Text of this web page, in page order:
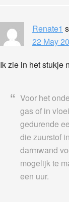
Renate1
22 May
Ik zie in het stukje
Voor het
gas of in
gedurende
die zuurstof
darmwand
mogelijk te
een uur.